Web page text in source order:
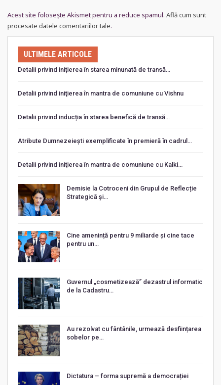
Acest site folosește Akismet pentru a reduce spamul. Află cum sunt
procesate datele comentariilor tale.
ULTIMELE ARTICOLE
Detalii privind inițierea în starea minunată de transă…
Detalii privind iniţierea în mantra de comuniune cu Vishnu
Detalii privind inducția în starea benefică de transă…
Atribute Dumnezeiești exemplificate în premieră în cadrul…
Detalii privind iniţierea în mantra de comuniune cu Kalki…
Demisie la Cotroceni din Grupul de Reflecție
Strategică și…
Cine amenință pentru 9 miliarde și cine tace
pentru un…
Guvernul „cosmetizează” dezastrul informatic
de la Cadastru…
Au rezolvat cu fântânile, urmează desființarea
sobelor pe…
Dictatura – forma supremă a democrației